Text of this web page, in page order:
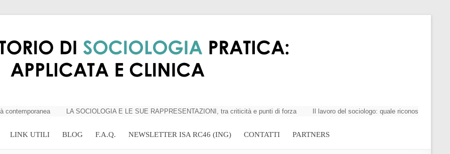
LA SOCIOLOGIA E LE SUE RAPPRESENTAZIONI, tra criticità e punti di forza Il lavoro del sociologo: quale riconoscimento della
LINK UTILI BLOG F.A.Q. NEWSLETTER ISA RC46 (ING) CONTATTI PARTNERS